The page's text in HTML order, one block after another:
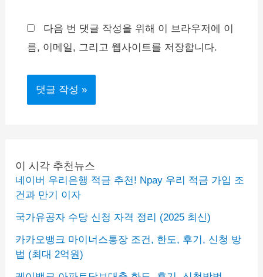
*
트
다음 번 댓글 작성을 위해 이 브라우저에 이
름, 이메일, 그리고 웹사이트를 저장합니다.
이 시각 추천뉴스
네이버 우리은행 적금 추천! Npay 우리 적금 가입 조
건과 만기 이자
국가유공자 수당 신청 자격 정리 (2025 최신)
카카오뱅크 마이너스통장 조건, 한도, 후기, 신청 방
법 (최대 2억원)